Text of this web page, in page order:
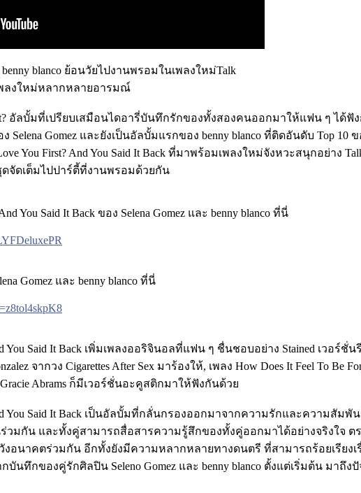
blanco ย้อนวัยไปงานพรอมในเพลงใหม่Talk
พลงใหม่หลากหลายอารมณ์
อัลบั้มที่เปรียบเสมือนไดอารี่บันทึกรักของทั้งสองคนออกมาให้แฟน ๆ ไ
Gomez และยังเป็นอัลบั้มแรกของ benny blanco ที่ติดอันดับ Top
You First? And You Said It Back ที่มาพร้อมเพลงใหม่จังหวะสนุกอย่า
จัดเต็มไปปาร์ตี้ที่งานพรอมด้วยกัน
You Said It Back ของ Selena Gomez และ benny blanco ที่นี่
Gomez และ benny blanco ที่นี่
You Said It Back เพิ่มเพลงออริจินอลที่แฟน ๆ ชื่นชอบอย่าง Stained เวอร์ชั่น
จากวง Cigarettes After Sex มาร้องให้, เพลง How Does It Feel To
Abrams ก็มีเวอร์ชั่นอะคูสติกมาให้ฟังกันด้วย
You Said It Back เป็นอัลบั้มที่กลั่นกรองออกมาจากความรักและความสั
วมกัน และทั้งคู่สามารถสื่อสารความรู้สึกของทั้งคู่ออกมาได้อย่างจริงใจ
อนาคตร่วมกัน อีกทั้งยังมีความหลากหลายทางดนตรี ที่สามารถร้อยเรียง
บันทึกของคู่รักศิลปิน Seleno Gomez และ benny blanco ตั้งแต่เริ่มต้น มา